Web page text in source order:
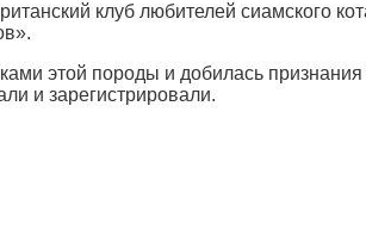
клуб любителей сиамского
этой породы и добилась признания
и зарегистрировали.